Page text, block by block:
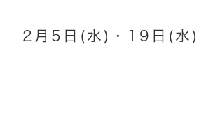
2月5日(水)・19日(水)